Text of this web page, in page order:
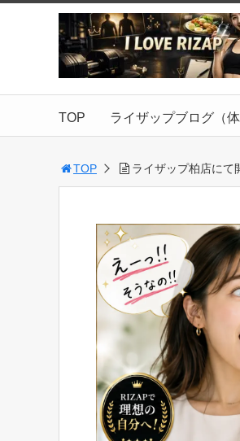
TOP ライザップブログ（体
TOP ライザップ柏店にて